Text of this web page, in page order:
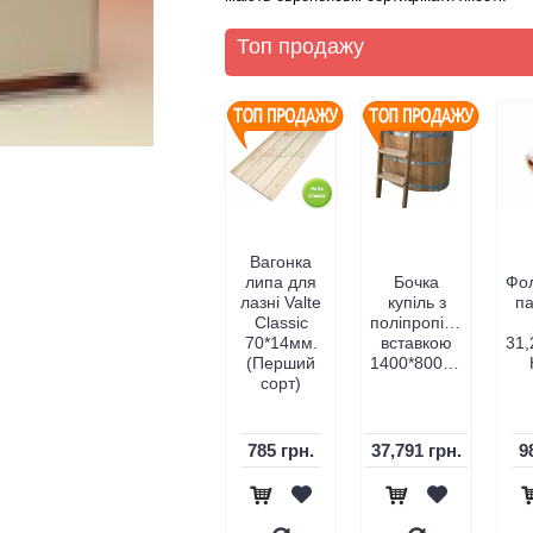
Топ продажу
Вагонка
липа для
лазні Valte
Classic
70*14мм.
(Перший
сорт)
785 грн.
Бочка
купіль з
поліпропіленовою
вставкою
37,791 грн.